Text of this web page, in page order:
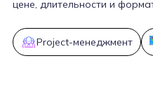
цене, длительности и
Project-менеджмент